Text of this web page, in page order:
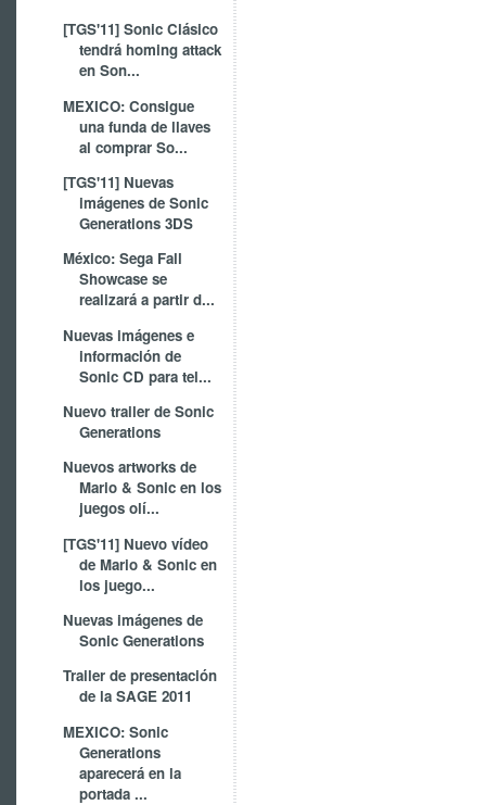
[TGS'11] Sonic Clásico
tendrá homing attack
en Son...
MEXICO: Consigue
una funda de llaves
al comprar So...
[TGS'11] Nuevas
imágenes de Sonic
Generations 3DS
México: Sega Fall
Showcase se
realizará a partir d...
Nuevas imágenes e
información de
Sonic CD para tel...
Nuevo trailer de Sonic
Generations
Nuevos artworks de
Mario & Sonic en los
juegos olí...
[TGS'11] Nuevo vídeo
de Mario & Sonic en
los juego...
Nuevas imágenes de
Sonic Generations
Trailer de presentación
de la SAGE 2011
MEXICO: Sonic
Generations
aparecerá en la
portada ...